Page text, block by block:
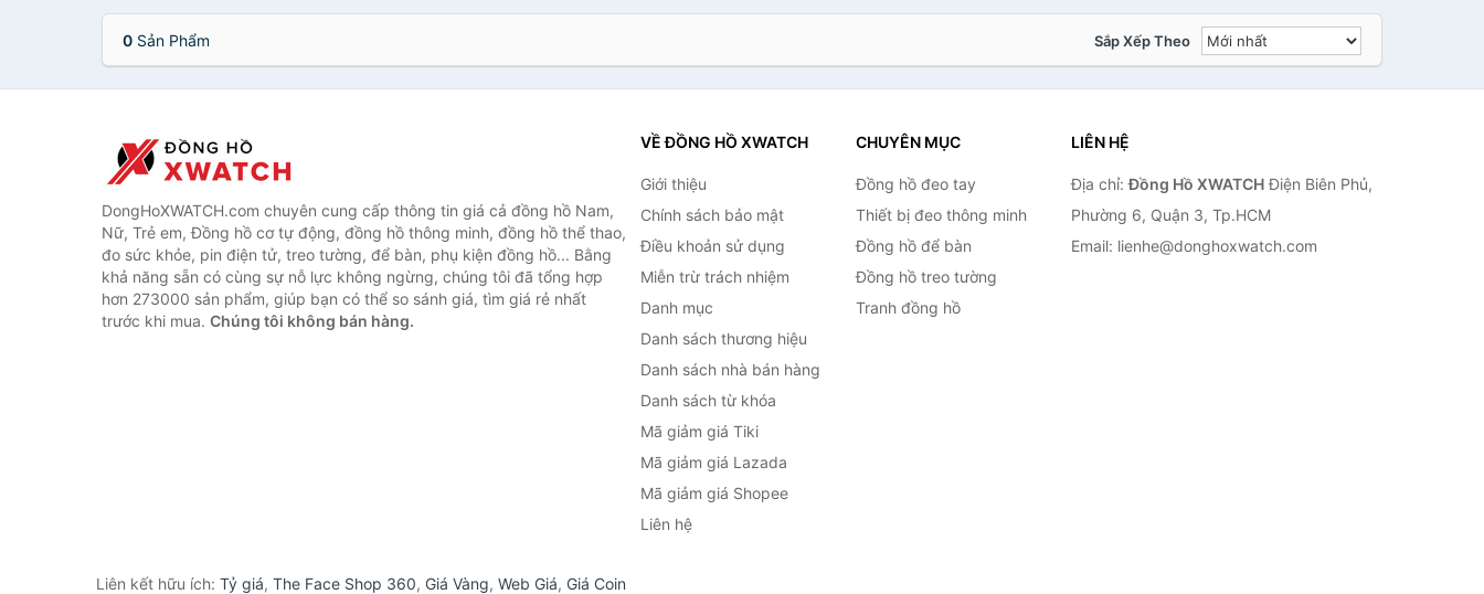
0 Sản Phẩm Sắp Xếp Theo
DongHoXWATCH.com chuyên cung cấp thông tin giá cả đồng hồ Nam,
Nữ, Trẻ em, Đồng hồ cơ tự động, đồng hồ thông minh, đồng hồ thể thao,
đo sức khỏe, pin điện tử, treo tường, để bàn, phụ kiện đồng hồ... Bằng
khả năng sẵn có cùng sự nỗ lực không ngừng, chúng tôi đã tổng hợp
hơn 273000 sản phẩm, giúp bạn có thể so sánh giá, tìm giá rẻ nhất
trước khi mua. Chúng tôi không bán hàng.
VỀ ĐỒNG HỒ XWATCH
Giới thiệu
Chính sách bảo mật
Điều khoản sử dụng
Miễn trừ trách nhiệm
Danh mục
Danh sách thương hiệu
Danh sách nhà bán hàng
Danh sách từ khóa
Mã giảm giá Tiki
Mã giảm giá Lazada
Mã giảm giá Shopee
Liên hệ
CHUYÊN MỤC
Đồng hồ đeo tay
Thiết bị đeo thông minh
Đồng hồ để bàn
Đồng hồ treo tường
Tranh đồng hồ
LIÊN HỆ
Địa chỉ:Đồng Hồ XWATCHĐiện Biên Phủ,
Phường 6, Quận 3, Tp.HCM
Email: lienhe@donghoxwatch.com
Liên kết hữu ích: Tỷ giá, The Face Shop 360, Giá Vàng, Web Giá, Giá Coin